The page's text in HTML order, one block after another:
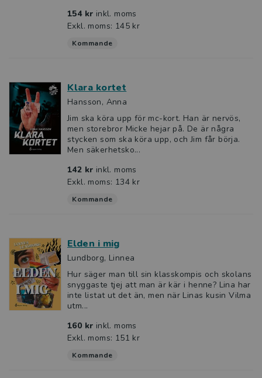
154 kr inkl. moms
Exkl. moms: 145 kr
Kommande
Klara kortet
Hansson, Anna
Jim ska köra upp för mc-kort. Han är nervös,
men storebror Micke hejar på. De är några
stycken som ska köra upp, och Jim får börja.
Men säkerhetsko...
142 kr inkl. moms
Exkl. moms: 134 kr
Kommande
Elden i mig
Lundborg, Linnea
Hur säger man till sin klasskompis och skolans
snyggaste tjej att man är kär i henne? Lina har
inte listat ut det än, men när Linas kusin Vilma
utm...
160 kr inkl. moms
Exkl. moms: 151 kr
Kommande